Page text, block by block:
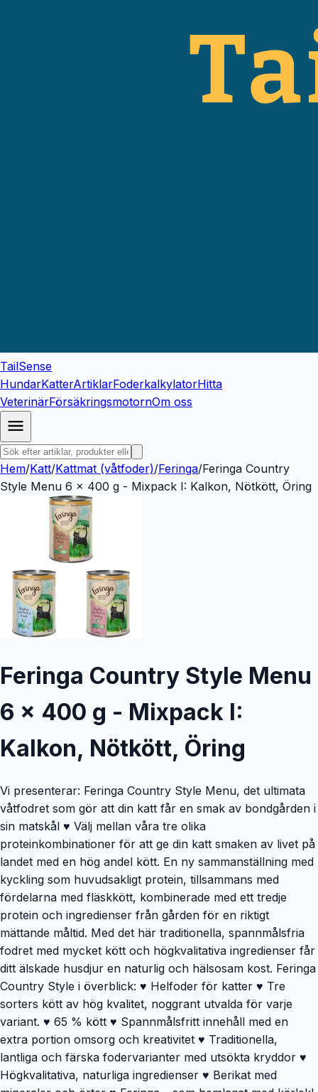
TailSense
HundarKatterArtiklarFoderkalkylatorHitta
VeterinärFörsäkringsmotornOm oss
Hem/Katt/Kattmat (våtfoder)/Feringa/Feringa Country
Style Menu 6 x 400 g - Mixpack I: Kalkon, Nötkött, Öring
Feringa Country Style Menu
6 x 400 g - Mixpack I:
Kalkon, Nötkött, Öring
Vi presenterar: Feringa Country Style Menu, det ultimata
våtfodret som gör att din katt får en smak av bondgården i
sin matskål ️♥️ Välj mellan våra tre olika
proteinkombinationer för att ge din katt smaken av livet på
landet med en hög andel kött. En ny sammanställning med
kyckling som huvudsakligt protein, tillsammans med
fördelarna med fläskkött, kombinerade med ett tredje
protein och ingredienser från gården för en riktigt
mättande måltid. Med det här traditionella, spannmålsfria
fodret med mycket kött och högkvalitativa ingredienser får
ditt älskade husdjur en naturlig och hälsosam kost. Feringa
Country Style i överblick: ♥️ Helfoder för katter​​​​​​​ ♥️ Tre
sorters kött av hög kvalitet, noggrant utvalda för varje
variant. ♥️ 65 % kött ♥️ Spannmålsfritt innehåll med en
extra portion omsorg och kreativitet ♥️ Traditionella,
lantliga och färska fodervarianter med utsökta kryddor ♥️
Högkvalitativa, naturliga ingredienser ♥️ Berikat med